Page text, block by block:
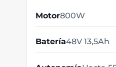
Motor800W
Batería48V 13,5Ah